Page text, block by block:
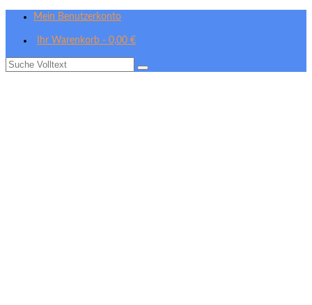
Mein Benutzerkonto
Ihr Warenkorb - 0,00 €
Suche